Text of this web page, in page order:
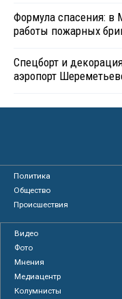
Формула спасения: в
работы пожарных
Спецборт и
аэропорт
Политика
Общество
Происшествия
Видео
Фото
Мнения
Медиацентр
Колумнисты